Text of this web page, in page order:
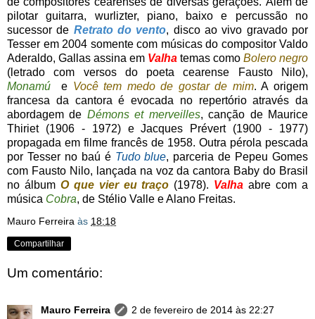
pilotar guitarra, wurlizter, piano, baixo e percussão no
sucessor de Retrato do vento, disco ao vivo gravado por
Tesser em 2004 somente com músicas do compositor Valdo
Aderaldo, Gallas assina em Valha temas como Bolero negro
(letrado com versos do poeta cearense Fausto Nilo),
Monamú e Você tem medo de gostar de mim. A origem
francesa da cantora é evocada no repertório através da
abordagem de Démons et merveilles, canção de Maurice
Thiriet (1906 - 1972) e Jacques Prévert (1900 - 1977)
propagada em filme francês de 1958. Outra pérola pescada
por Tesser no baú é Tudo blue, parceria de Pepeu Gomes
com Fausto Nilo, lançada na voz da cantora Baby do Brasil
no álbum O que vier eu traço (1978). Valha abre com a
música Cobra, de Stélio Valle e Alano Freitas.
Mauro Ferreira às 18:18
Compartilhar
Um comentário:
Mauro Ferreira
2 de fevereiro de 2014 às 22:27